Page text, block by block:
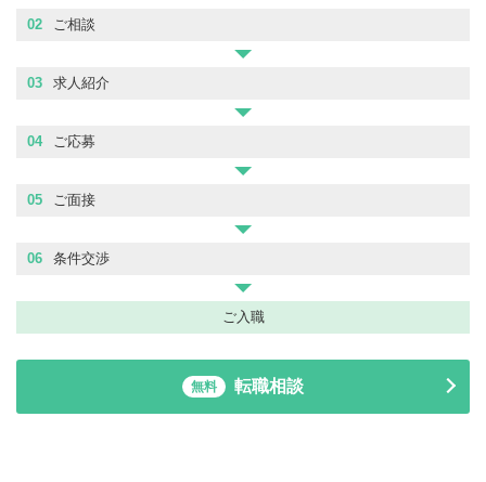
02 ご相談
03 求人紹介
04 ご応募
05 ご面接
06 条件交渉
ご入職
無料 転職相談